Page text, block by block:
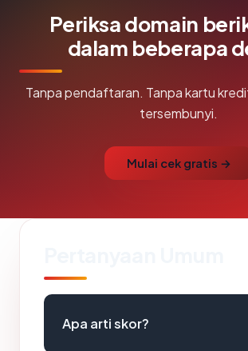
Periksa domain
dalam beberapa
Tanpa pendaftaran. Tanpa kartu
tersembunyi.
Mulai cek gratis →
Apa arti skor?